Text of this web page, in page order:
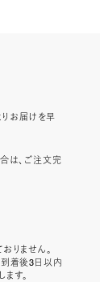
お届けを早
は、ご注文完
りません。
到着後3日以内
す。